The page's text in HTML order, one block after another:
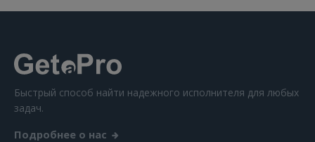
Быстрый способ найти надежного исполнителя для любых
задач.
Подробнее о нас